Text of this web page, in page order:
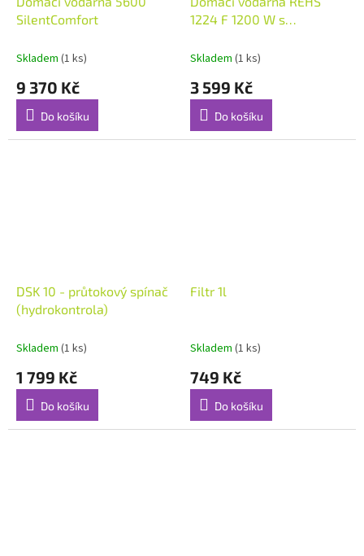
SilentComfort
Skladem (1 ks)
9 370 Kč
Do košíku
1224 F 1200 W s
Skladem (1 ks)
3 599 Kč
Do košíku
DSK 10 - průtokový spínač
(hydrokontrola)
Skladem (1 ks)
1 799 Kč
Do košíku
Filtr 1l
Skladem (1 ks)
749 Kč
Do košíku